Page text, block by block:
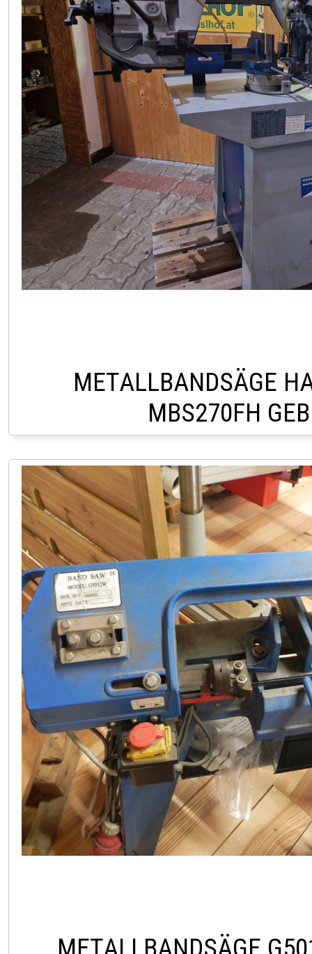
METALLBANDSÄGE
MBS270FH